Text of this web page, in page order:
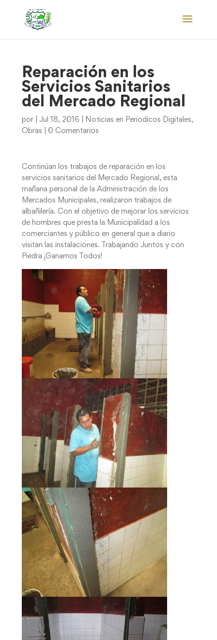
Reparación en los
Servicios Sanitarios
del Mercado Regional
por Jul 18, 2016 Noticias en Periodicos Digitales,
Obras
0 Comentarios
Continúan los trabajos de reparación en los
servicios sanitarios del Mercado Regional, esta
mañana personal de la Administración de los
Mercados Municipales, realizaron trabajos de
albañilería. Con el objetivo de mejorar los servicios
de hombres que presta la Municipalidad a los
comerciantes y público en general que a diario
visitan las instalaciones. Trabajando Juntos y con
Piedra ¡Ganamos Todos!